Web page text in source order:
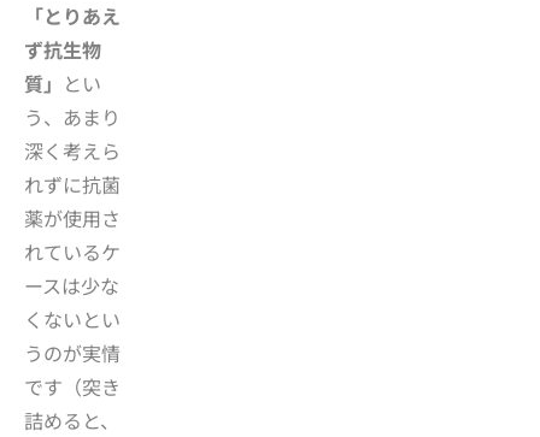
「とりあえ
ず抗生物
質」 とい
う、あまり
深く考えら
れずに抗菌
薬が使用さ
れているケ
ースは少な
くないとい
うのが実情
です（突き
詰めると、